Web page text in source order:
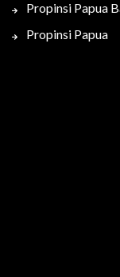
Propinsi Papua
Propinsi Papua